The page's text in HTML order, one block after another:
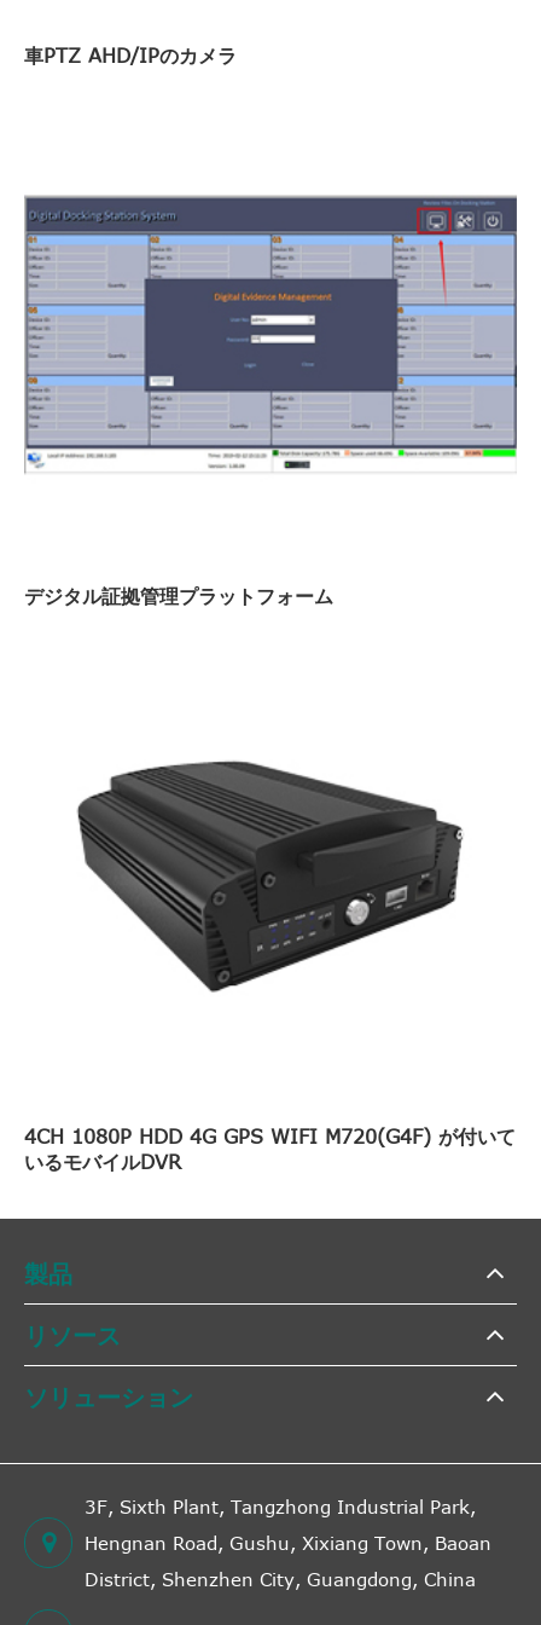
車PTZ AHD/IPのカメラ
デジタル証拠管理プラットフォーム
4CH 1080P HDD 4G GPS WIFI M720(G4F) が付いて
いるモバイルDVR
製品
リソース
ソリューション
3F, Sixth Plant, Tangzhong Industrial Park,
Hengnan Road, Gushu, Xixiang Town, Baoan
District, Shenzhen City, Guangdong, China